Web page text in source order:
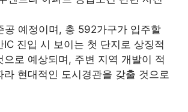
공 예정이며, 총 592가구가 입주할
IC 진입 시 보이는 첫 단지로 상징적
으로 예상되며, 주변 지역 개발이 적
라 현대적인 도시경관을 갖출 것으로